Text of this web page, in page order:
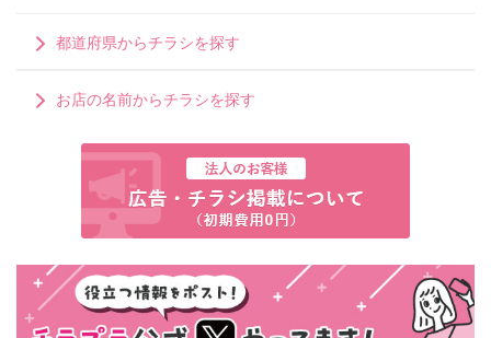
都道府県からチラシを探す
お店の名前からチラシを探す